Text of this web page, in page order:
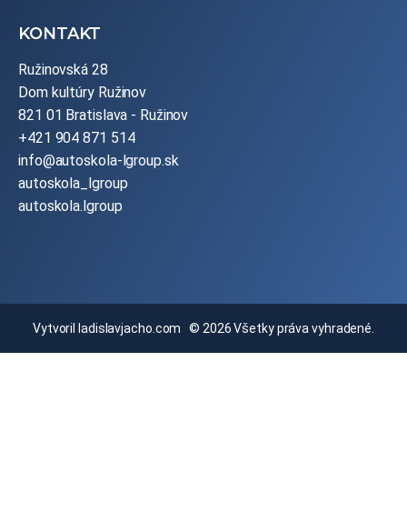
KONTAKT
Ružinovská 28
Dom kultúry Ružinov
821 01 Bratislava - Ružinov
+421 904 871 514
info@autoskola-lgroup.sk
autoskola_lgroup
autoskola.lgroup
Vytvoril ladislavjacho.com © 2026 Všetky práva vyhradené.